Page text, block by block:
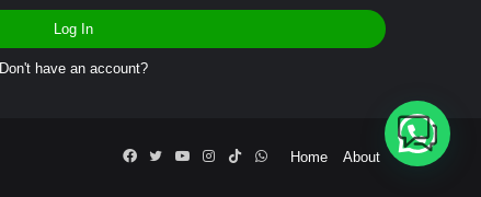
Log In
Don't have an account?
Home About
Facebook
TwitterYouTubeInstagram
TikTokWhatsApp